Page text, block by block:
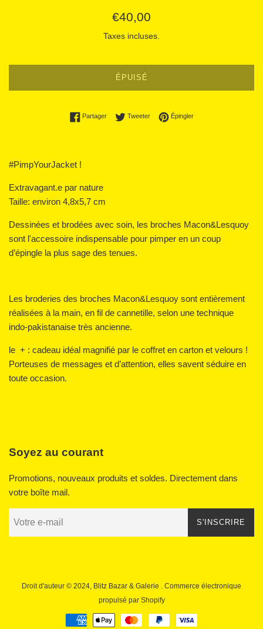
Prix
€40,00
Taxes incluses.
ÉPUISÉ
PartagerPartager sur Facebook
TweeterTweeter sur Twitter
ÉpinglerÉpingler sur Pinterest
#PimpYourJacket !
Extravagant.e par nature
Taille: environ 4,8x5,7 cm
Dessinées et brodées avec soin, les broches Macon&Lesquoy
sont l'accessoire indispensable pour pimper en un coup
d’épingle la plus sage des tenues.
Les broderies des broches Macon&Lesquoy sont entièrement
réalisées à la main, en fil de cannetille, selon une technique
indo-pakistanaise très ancienne.
le + : cadeau idéal magnifié par le coffret en carton et velours !
Porteuses de messages et d’attention, elles savent séduire en
toute occasion.
Soyez au courant
Promotions, nouveaux produits et soldes. Directement dans
votre boîte mail.
S'INSCRIRE
Droit d'auteur © 2024, Blitz Bazar & Galerie . Commerce électronique
propulsé par Shopify
Icônes